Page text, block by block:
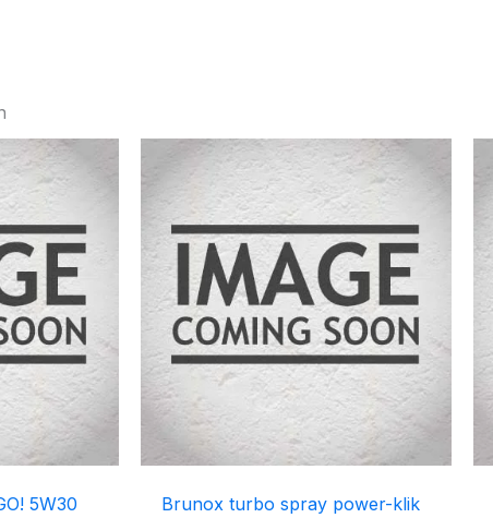
5W30
Brunox turbo spray power-klik